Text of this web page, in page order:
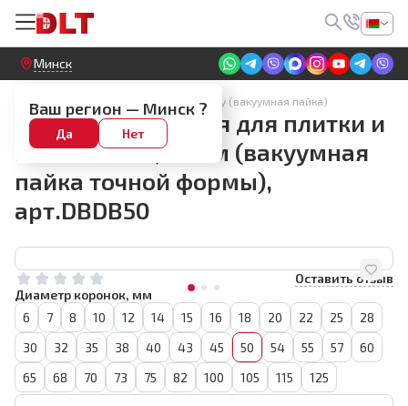
Круглосуточный! Прием заявок на сайте
Минск
Ваш регион — Минск ?
Да Нет
Алмазные коронки по керамограниту (вакуумная пайка)
Коронка алмазная для плитки и
камня BIHUI, 50мм (вакуумная
пайка точной формы),
арт.DBDB50
Оставить отзыв
Диаметр коронок, мм
6
7 8 10 12 14 15 16 18 20 22 25
28
30
32 35 38 40 43 45 50 54 55 57
60
65
68 70 73 75 82 100 105 115 125